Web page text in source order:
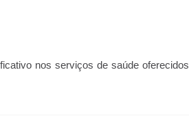
nos serviços de saúde oferecidos